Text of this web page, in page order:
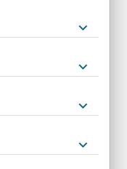
keyboard_arrow_down
keyboard_arrow_down
keyboard_arrow_down
keyboard_arrow_down